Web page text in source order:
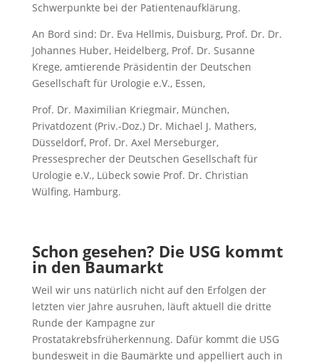
Schwerpunkte bei der Patientenaufklärung.
An Bord sind: Dr. Eva Hellmis, Duisburg, Prof. Dr. Dr.
Johannes Huber, Heidelberg, Prof. Dr. Susanne
Krege, amtierende Präsidentin der Deutschen
Gesellschaft für Urologie e.V., Essen,
Prof. Dr. Maximilian Kriegmair, München,
Privatdozent (Priv.-Doz.) Dr. Michael J. Mathers,
Düsseldorf, Prof. Dr. Axel Merseburger,
Pressesprecher der Deutschen Gesellschaft für
Urologie e.V., Lübeck sowie Prof. Dr. Christian
Wülfing, Hamburg.
Schon gesehen? Die USG kommt
in den Baumarkt
Weil wir uns natürlich nicht auf den Erfolgen der
letzten vier Jahre ausruhen, läuft aktuell die dritte
Runde der Kampagne zur
Prostatakrebsfrüherkennung. Dafür kommt die USG
bundesweit in die Baumärkte und appelliert auch in